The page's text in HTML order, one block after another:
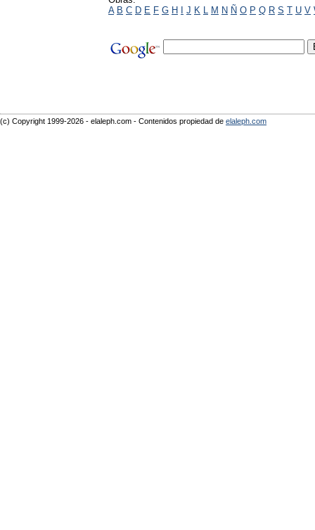
A B C D E F G H I J K L M N Ñ O P Q R S T U V
(c) Copyright 1999-2026 - elaleph.com - Contenidos propiedad de elaleph.com